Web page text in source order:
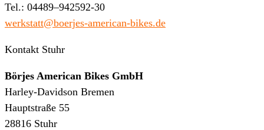
Tel.: 04489–942592-30
werkstatt@boerjes-american-bikes.de
Kontakt Stuhr
Börjes American Bikes GmbH
Harley-Davidson Bremen
Hauptstraße 55
28816 Stuhr